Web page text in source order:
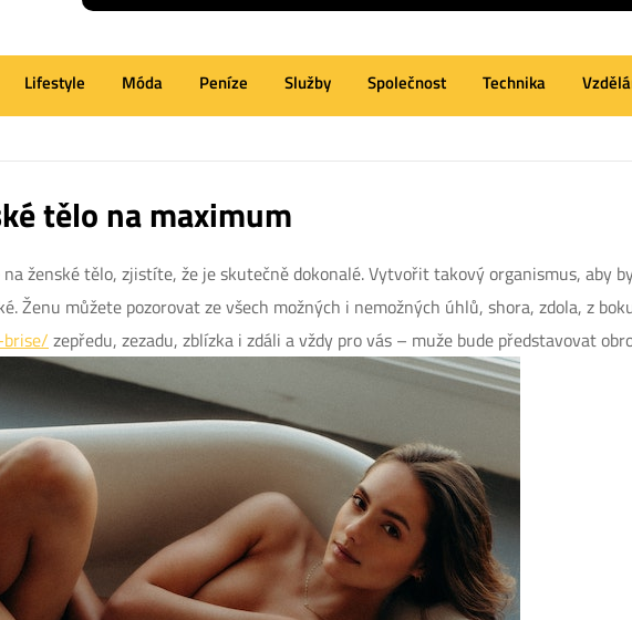
Lifestyle Móda Peníze Služby Společnost Technika
tělo na maximum
na ženské tělo, zjistíte, že je skutečně dokonalé. Vytvořit takový organismus, aby
Ženu můžete pozorovat ze všech možných i nemožných úhlů, shora, zdola, z
zepředu, zezadu, zblízka i zdáli a vždy pro vás – muže bude představovat